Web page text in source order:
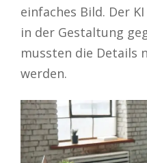
einfaches Bild. Der
in der Gestaltung
mussten die Details
werden.